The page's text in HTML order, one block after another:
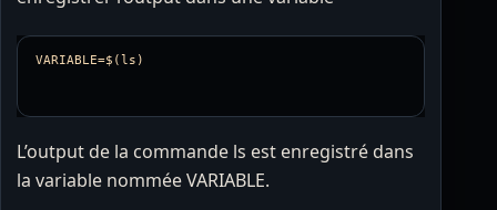
L’output de la commande ls est enregistré dans
la variable nommée VARIABLE.